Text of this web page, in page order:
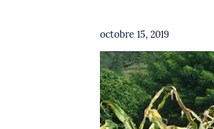
octobre 15, 2019